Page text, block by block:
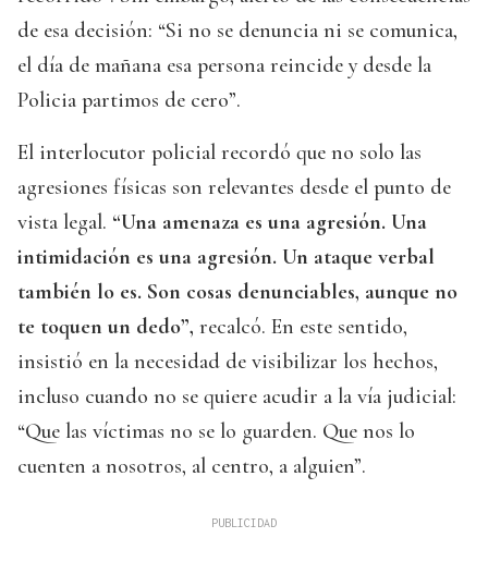
de esa decisión: “Si no se denuncia ni se comunica,
el día de mañana esa persona reincide y desde la
Policia partimos de cero”.
El interlocutor policial recordó que no solo las
agresiones físicas son relevantes desde el punto de
vista legal. “Una amenaza es una agresión. Una
intimidación es una agresión. Un ataque verbal
también lo es. Son cosas denunciables, aunque no
te toquen un dedo”, recalcó. En este sentido,
insistió en la necesidad de visibilizar los hechos,
incluso cuando no se quiere acudir a la vía judicial:
“Que las víctimas no se lo guarden. Que nos lo
cuenten a nosotros, al centro, a alguien”.